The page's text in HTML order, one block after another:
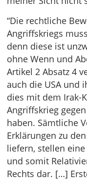
“Die rechtliche
Angriffskriegs
denn diese ist
ohne Wenn und
Artikel 2 Absatz 4
auch die USA und
dies mit dem Irak-
Angriffskrieg
haben. Sämtliche
Erklärungen zu
liefern, stellen
und somit
Rechts dar. […]